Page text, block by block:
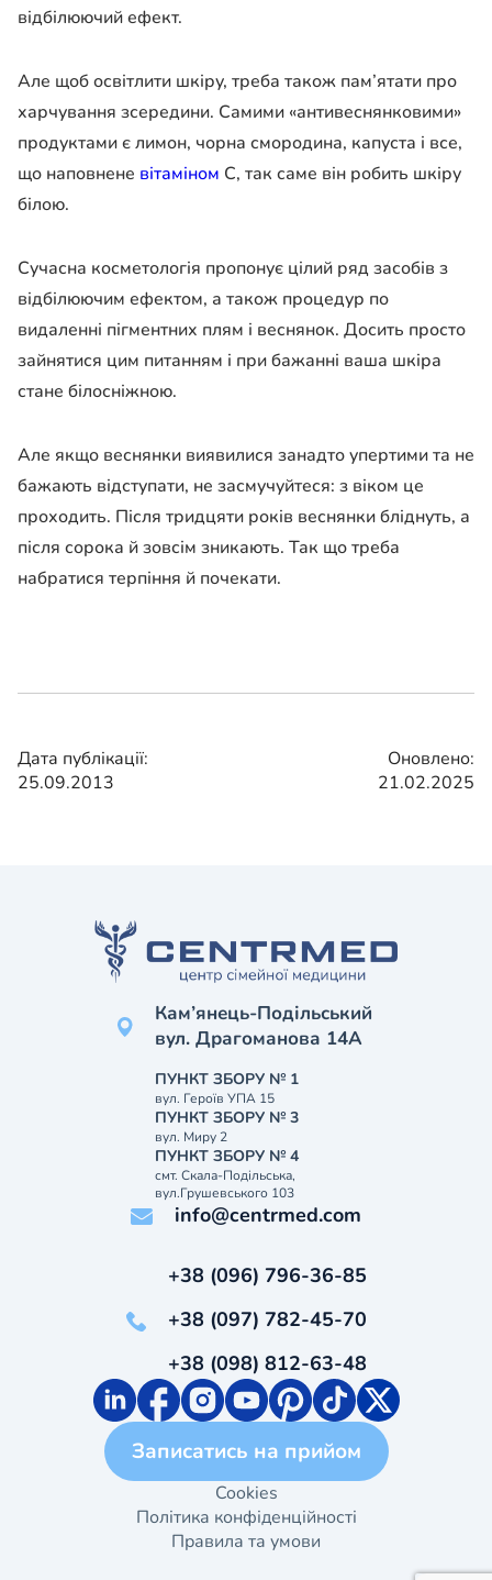
відбілюючий ефект.
Але щоб освітлити шкіру, треба також пам’ятати про
харчування зсередини. Самими «антивеснянковими»
продуктами є лимон, чорна смородина, капуста і все,
що наповнене вітаміном С, так саме він робить шкіру
білою.
Сучасна косметологія пропонує цілий ряд засобів з
відбілюючим ефектом, а також процедур по
видаленні пігментних плям і веснянок. Досить просто
зайнятися цим питанням і при бажанні ваша шкіра
стане білосніжною.
Але якщо веснянки виявилися занадто упертими та не
бажають відступати, не засмучуйтеся: з віком це
проходить. Після тридцяти років веснянки бліднуть, а
після сорока й зовсім зникають. Так що треба
набратися терпіння й почекати.
Дата публікації:
25.09.2013
Оновлено:
21.02.2025
Кам’янець-Подільський
вул. Драгоманова 14А
ПУНКТ ЗБОРУ № 1
вул. Героїв УПА 15
ПУНКТ ЗБОРУ № 3
вул. Миру 2
ПУНКТ ЗБОРУ № 4
смт. Скала-Подільська,
вул.Грушевського 103
info@centrmed.com
+38 (096) 796-36-85
+38 (097) 782-45-70
+38 (098) 812-63-48
Записатись на прийом
Cookies
Політика конфіденційності
Правила та умови